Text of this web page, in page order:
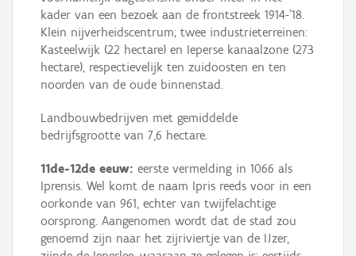
kader van een bezoek aan de frontstreek 1914-'18.
Klein nijverheidscentrum; twee industrieterreinen:
Kasteelwijk (22 hectare) en Ieperse kanaalzone (273
hectare), respectievelijk ten zuidoosten en ten
noorden van de oude binnenstad.
Landbouwbedrijven met gemiddelde
bedrijfsgrootte van 7,6 hectare.
11de-12de eeuw: eerste vermelding in 1066 als
Iprensis. Wel komt de naam Ipris reeds voor in een
oorkonde van 961, echter van twijfelachtige
oorsprong. Aangenomen wordt dat de stad zou
genoemd zijn naar het zijriviertje van de IJzer,